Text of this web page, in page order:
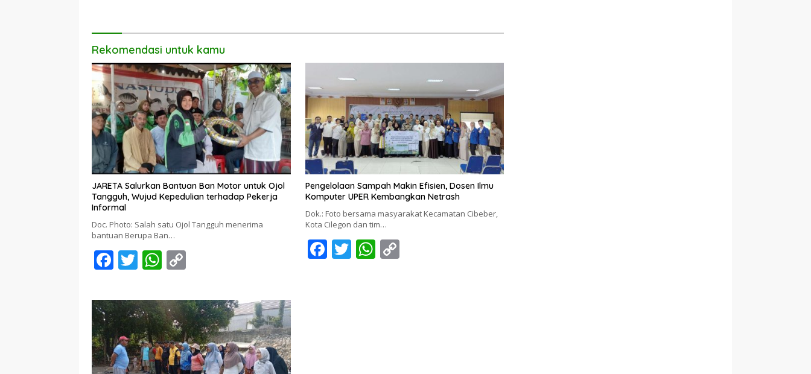
Rekomendasi untuk kamu
JARETA Salurkan Bantuan Ban Motor untuk Ojol
Tangguh, Wujud Kepedulian terhadap Pekerja
Informal
Doc. Photo: Salah satu Ojol Tangguh menerima
bantuan Berupa Ban…
F
e
b
o
o
T
itt
er
W
at
s
A
p
p
y
Li
n
Pengelolaan Sampah Makin Efisien, Dosen Ilmu
Komputer UPER Kembangkan Netrash
Dok.: Foto bersama masyarakat Kecamatan Cibeber,
Kota Cilegon dan tim…
F T W C